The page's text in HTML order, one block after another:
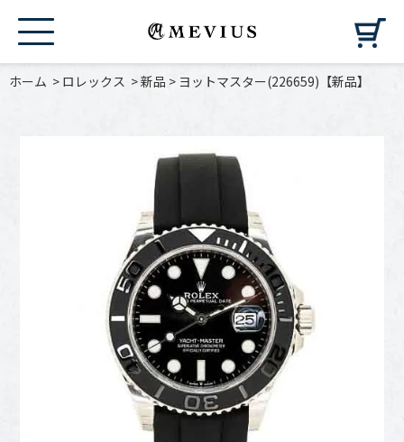
ホーム > ロレックス >新品 > ヨットマスター(226659)【新品】